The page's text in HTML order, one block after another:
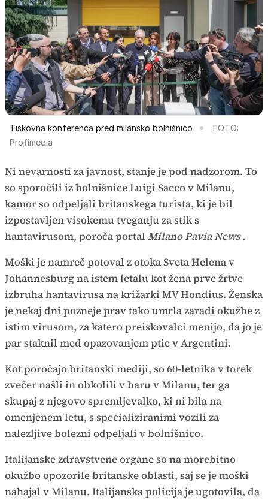
Tiskovna konferenca pred milansko bolnišnico
FOTO:
Profimedia
Ni nevarnosti za javnost, stanje je pod nadzorom. To
so sporočili iz bolnišnice Luigi Sacco v Milanu,
kamor so odpeljali britanskega turista, ki je bil
izpostavljen visokemu tveganju za stik s
hantavirusom, poroča portal Milano Pavia News.
Moški je namreč potoval z otoka Sveta Helena v
Johannesburg na istem letalu kot žena prve žrtve
izbruha hantavirusa na križarki MV Hondius. Ženska
je nekaj dni pozneje prav tako umrla zaradi okužbe z
istim virusom, za katero preiskovalci menijo, da jo je
par staknil med opazovanjem ptic v Argentini.
Kot poročajo britanski mediji, so 60-letnika v torek
zvečer našli in obkolili v baru v Milanu, ter ga
skupaj z njegovo spremljevalko, ki ni bila na
omenjenem letu, s specializiranimi vozili za
nalezljive bolezni odpeljali v bolnišnico.
Italijanske zdravstvene organe so na morebitno
okužbo opozorile britanske oblasti, saj se je moški
nahajal v Milanu. Italijanska policija je ugotovila, da